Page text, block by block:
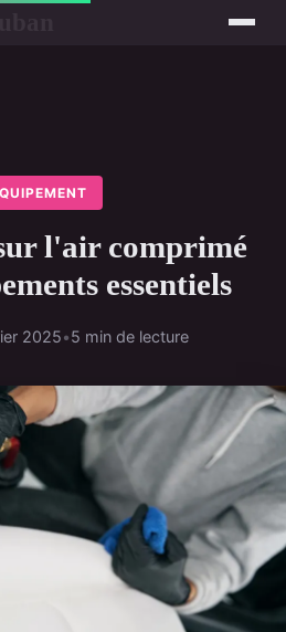
l'air comprimé
essentiels
2025•5 min de lecture